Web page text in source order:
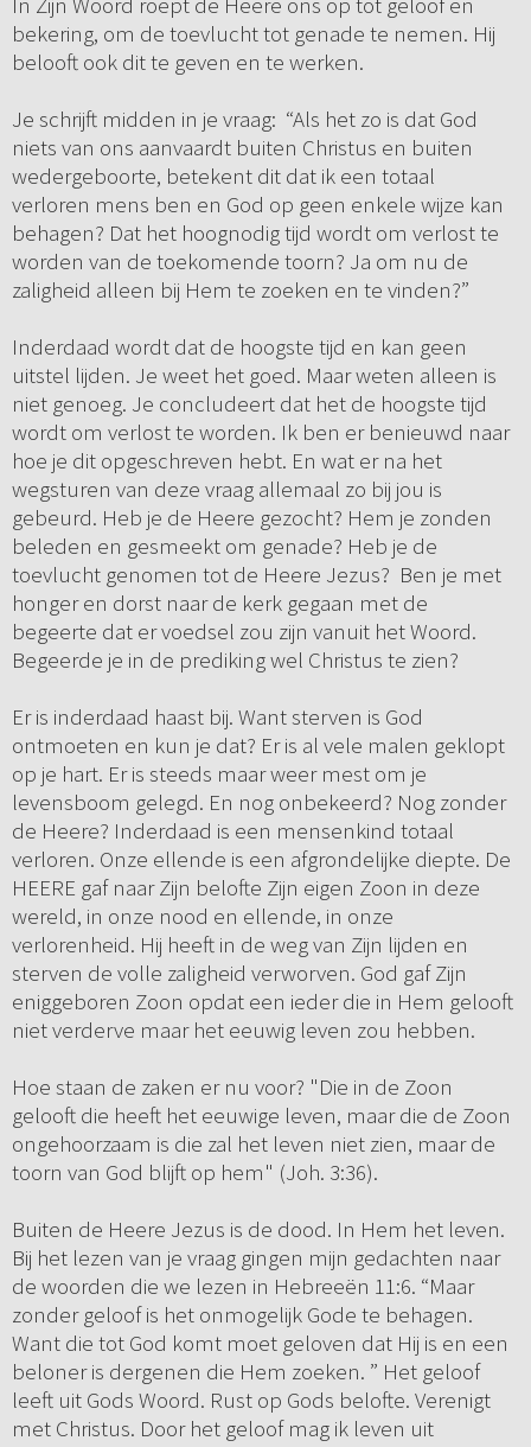
bekering, om de toevlucht tot genade te nemen. Hij
belooft ook dit te geven en te werken.
Je schrijft midden in je vraag: “Als het zo is dat God
niets van ons aanvaardt buiten Christus en buiten
wedergeboorte, betekent dit dat ik een totaal
verloren mens ben en God op geen enkele wijze kan
behagen? Dat het hoognodig tijd wordt om verlost te
worden van de toekomende toorn? Ja om nu de
zaligheid alleen bij Hem te zoeken en te vinden?”
Inderdaad wordt dat de hoogste tijd en kan geen
uitstel lijden. Je weet het goed. Maar weten alleen is
niet genoeg. Je concludeert dat het de hoogste tijd
wordt om verlost te worden. Ik ben er benieuwd naar
hoe je dit opgeschreven hebt. En wat er na het
wegsturen van deze vraag allemaal zo bij jou is
gebeurd. Heb je de Heere gezocht? Hem je zonden
beleden en gesmeekt om genade? Heb je de
toevlucht genomen tot de Heere Jezus? Ben je met
honger en dorst naar de kerk gegaan met de
begeerte dat er voedsel zou zijn vanuit het Woord.
Begeerde je in de prediking wel Christus te zien?
Er is inderdaad haast bij. Want sterven is God
ontmoeten en kun je dat? Er is al vele malen geklopt
op je hart. Er is steeds maar weer mest om je
levensboom gelegd. En nog onbekeerd? Nog zonder
de Heere? Inderdaad is een mensenkind totaal
verloren. Onze ellende is een afgrondelijke diepte. De
HEERE gaf naar Zijn belofte Zijn eigen Zoon in deze
wereld, in onze nood en ellende, in onze
verlorenheid. Hij heeft in de weg van Zijn lijden en
sterven de volle zaligheid verworven. God gaf Zijn
eniggeboren Zoon opdat een ieder die in Hem gelooft
niet verderve maar het eeuwig leven zou hebben.
Hoe staan de zaken er nu voor? "Die in de Zoon
gelooft die heeft het eeuwige leven, maar die de Zoon
ongehoorzaam is die zal het leven niet zien, maar de
toorn van God blijft op hem" (Joh. 3:36).
Buiten de Heere Jezus is de dood. In Hem het leven.
Bij het lezen van je vraag gingen mijn gedachten naar
de woorden die we lezen in Hebreeën 11:6. “Maar
zonder geloof is het onmogelijk Gode te behagen.
Want die tot God komt moet geloven dat Hij is en een
beloner is dergenen die Hem zoeken. ” Het geloof
leeft uit Gods Woord. Rust op Gods belofte. Verenigt
met Christus. Door het geloof mag ik leven uit